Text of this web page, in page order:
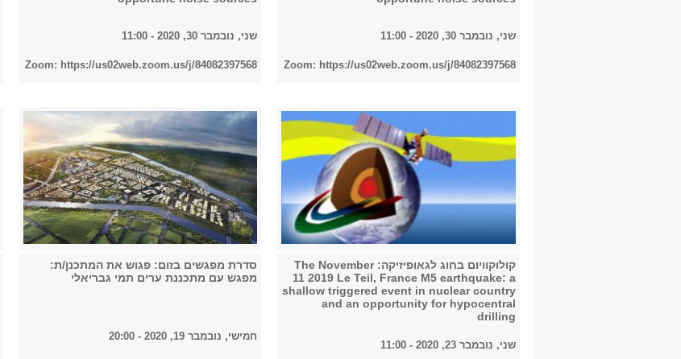
שני, נובמבר 30, 2020 - 11:00
Zoom: https://us02web.zoom.us/j/84082397568
שני, נובמבר 30, 2020 - 11:00
Zoom: https://us02web.zoom.us/j/84082397568
קולוקוויום בחוג לגאופיזיקה: The November
11 2019 Le Teil, France M5 earthquake: a
shallow triggered event in nuclear country
and an opportunity for hypocentral
drilling
שני, נובמבר 23, 2020 - 11:00
סדרת מפגשים בזום: פגוש את המתכנן/ת:
מפגש עם מתכננת ערים תמי גבריאלי
חמישי, נובמבר 19, 2020 - 20:00